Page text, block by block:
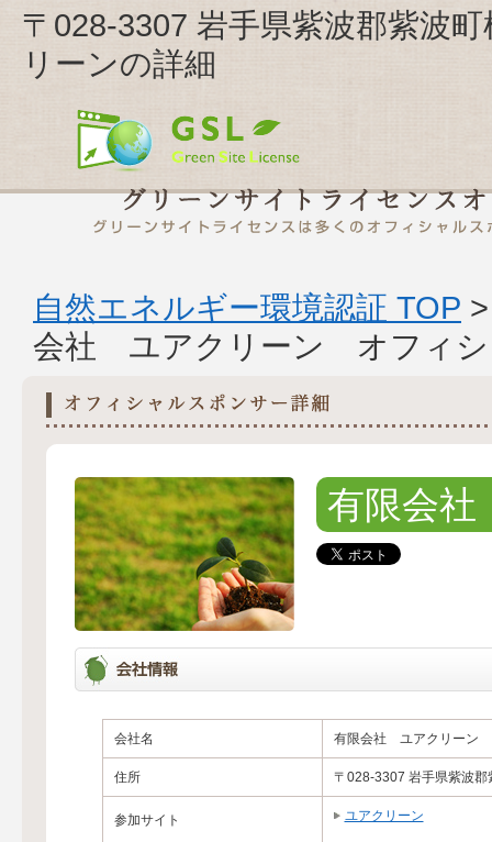
〒028-3307 岩手県紫波郡紫波
リーンの詳細
自然エネルギー環境認証 TOP
会社 ユアクリーン オフィシ
有限会
会社名 有限会社 ユアクリーン
住所 〒028-3307 岩手県紫波
参加サイト ユアクリーン